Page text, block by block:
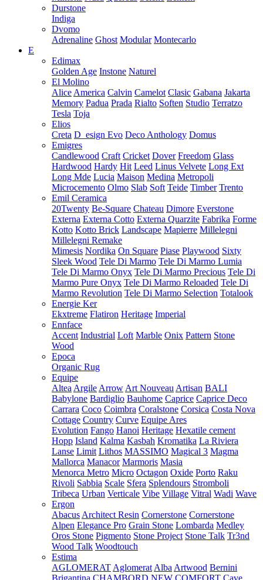
Durstone
Indiga
Dvomo
Adrenaline Ghost Modular Montecarlo
E
Edimax
Golden Age Instone Naturel
El Molino
Alice America Calvin Camelot Clasic Gabana Jakarta
Memory Padua Prada Rialto Soften Studio Terratzo
Tesla Toja
Elios
Creta D_esign Evo Deco Anthology Domus
Emigres
Candlewood Craft Cricket Dover Freedom Glass
Hardwood Hardy Hit Leed Linus Velvete Long Ext
Long Mde Lucia Maison Medina Metropoli
Microcemento Olmo Slab Soft Teide Timber Trento
Emil Ceramica
20Twenty Be-Square Chateau Dimore Everstone
Externa Externa Cotto Externa Quarzite Fabrika Forme
Kotto Kotto Brick Landscape Mapierre Millelegni
Millelegni Remake
Mimesis Nordika On Square Piase Playwood Sixty
Sleek Wood Tele Di Marmo Tele Di Marmo Lumia
Tele Di Marmo Onyx Tele Di Marmo Precious Tele Di
Marmo Pure Onyx Tele Di Marmo Reloaded Tele Di
Marmo Revolution Tele Di Marmo Selection Totalook
Energie Ker
Ekxtreme Flatiron Heritage Imperial
Ennface
Accent Industrial Loft Marble Onix Pattern Stone
Wood
Epoca
Organic Rug
Equipe
Altea Argile Arrow Art Nouveau Artisan BALI
Babylone Bardiglio Bauhome Caprice Caprice Deco
Carrara Coco Coimbra Coralstone Corsica Costa Nova
Cottage Country Curve Equipe Ares
Evolution Fango Hanoi Heritage Hexatile cement
Hopp Island Kalma Kasbah Kromatika La Riviera
Lanse Limit Lithos MASSIMO Magical 3 Magma
Mallorca Manacor Marmoris Masia
Menorca Metro Micro Octagon Oxide Porto Raku
Rivoli Sabbia Scale Sfera Splendours Stromboli
Tribeca Urban Verticale Vibe Village Vitral Wadi Wave
Ergon
Abacus Architect Resin Cornerstone Cornerstone
Alpen Elegance Pro Grain Stone Lombarda Medley
Oros Stone Pigmento Stone Project Stone Talk Tr3nd
Wood Talk Woodtouch
Estima
AGLOMERAT Aglomerat Alba Artwood Bernini